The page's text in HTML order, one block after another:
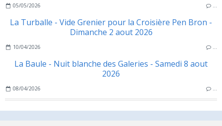
05/05/2026 …
La Turballe - Vide Grenier pour la Croisière Pen Bron -
Dimanche 2 aout 2026
10/04/2026 …
La Baule - Nuit blanche des Galeries - Samedi 8 aout
2026
08/04/2026 …